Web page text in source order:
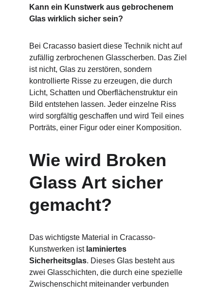
Kann ein Kunstwerk aus gebrochenem
Glas wirklich sicher sein?
Bei Cracasso basiert diese Technik nicht auf
zufällig zerbrochenen Glasscherben. Das Ziel
ist nicht, Glas zu zerstören, sondern
kontrollierte Risse zu erzeugen, die durch
Licht, Schatten und Oberflächenstruktur ein
Bild entstehen lassen. Jeder einzelne Riss
wird sorgfältig geschaffen und wird Teil eines
Porträts, einer Figur oder einer Komposition.
Wie wird Broken
Glass Art sicher
gemacht?
Das wichtigste Material in Cracasso-
Kunstwerken ist laminiertes
Sicherheitsglas. Dieses Glas besteht aus
zwei Glasschichten, die durch eine spezielle
Zwischenschicht miteinander verbunden